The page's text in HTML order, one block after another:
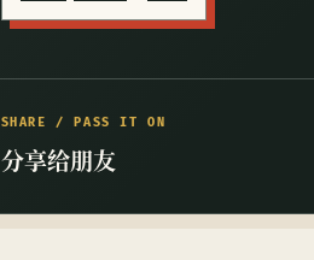
SHARE / PASS IT ON
分享给朋友